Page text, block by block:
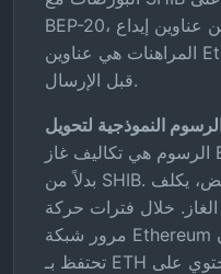
BEP-20، ولكن عناوين إيداع SHIB في مكاتب
المراهنات هي عناوين Ethereum. تأكد دائمًا من الشبكة
قبل الإرسال.
الرسوم هي تكاليف غاز Ethereum، تُدفع بعملة ETH
بدلاً من SHIB. في ظل ظروف الطلب المنخفض، يكلف
خلال فترات حركة
مرور شبكة Ethereum العالية، ترتفع الرسوم. يجب أن
تحتفظ بـ ETH في نفس المحفظة التي تحتوي على